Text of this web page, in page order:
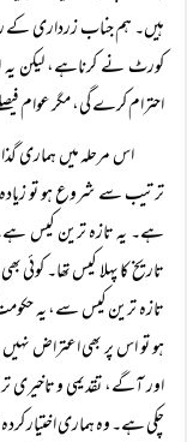
ہیں۔ ہم جناب زرداری کے
کورٹ نے کرناہے، لیکن یہ
احترام کرے گی، مگر عوام
اس مرحلہ میں ہماری
تاریخ کا پہلا کیس تھا۔
تازہ ترین کیس سے، یہ
ہو تو اس پر بھی اعتراض
اور آگے، تقدیمی و تاخیری
چکی ہے۔ وہ ہماری اختیار